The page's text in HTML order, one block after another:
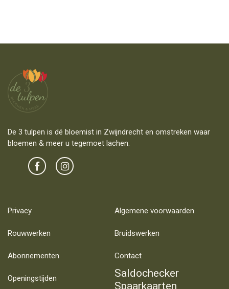
De 3 tulpen is dé bloemist in Zwijndrecht en omstreken waar
bloemen & meer u tegemoet lachen.
Privacy Algemene voorwaarden
Rouwwerken Bruidswerken
Abonnementen Contact
Openingstijden
Saldochecker
Spaarkaarten